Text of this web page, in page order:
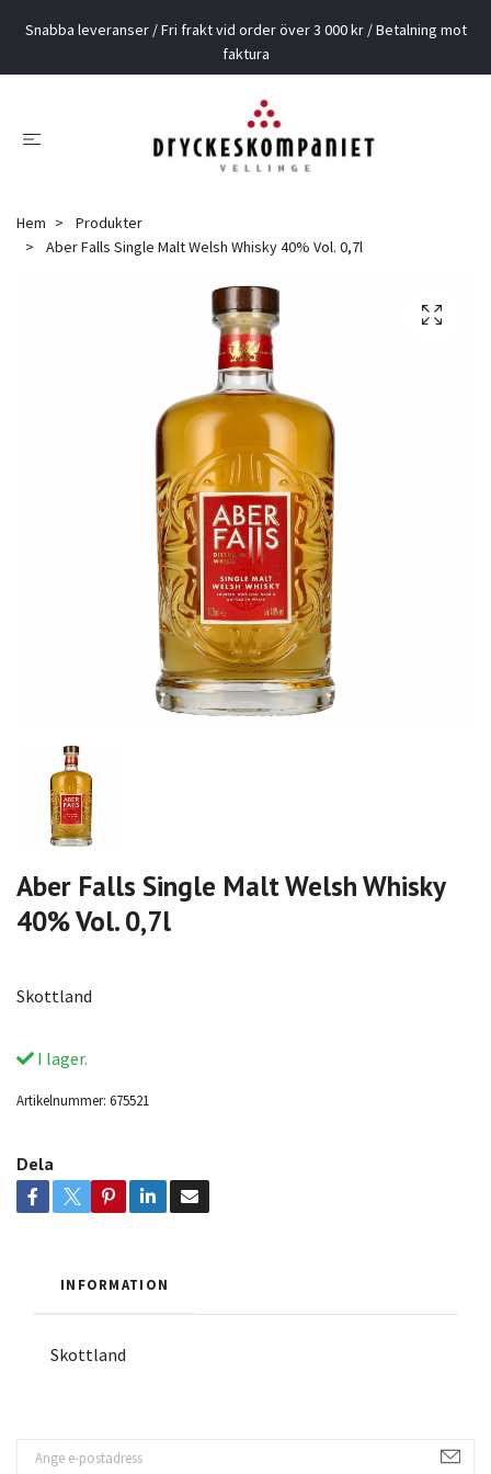
Snabba leveranser / Fri frakt vid order över 3 000 kr / Betalning mot
faktura
Hem
Produkter
Aber Falls Single Malt Welsh Whisky 40% Vol. 0,7l
Aber Falls Single Malt Welsh Whisky
40% Vol. 0,7l
Skottland
I lager.
Artikelnummer: 675521
Dela
INFORMATION
Skottland